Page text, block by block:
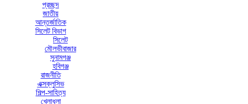
প্রচ্ছদ
জাতীয়
আন্তর্জাতিক
সিলেট বিভাগ
সিলেট
মৌলভীবাজার
সুনামগঞ্জ
হবিগঞ্জ
রাজনীতি
এক্সক্লুসিভ
শিল্প-সাহিত্য
খেলাধুলা